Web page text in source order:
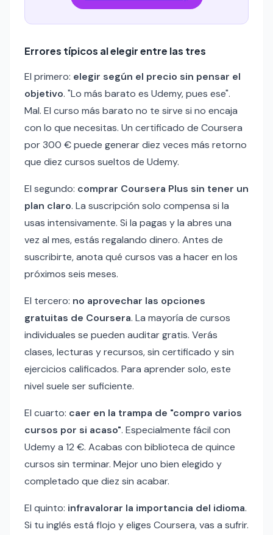
Errores típicos al elegir entre las tres
El primero: elegir según el precio sin pensar el
objetivo. "Lo más barato es Udemy, pues ese".
Mal. El curso más barato no te sirve si no encaja
con lo que necesitas. Un certificado de Coursera
por 300 € puede generar diez veces más retorno
que diez cursos sueltos de Udemy.
El segundo: comprar Coursera Plus sin tener un
plan claro. La suscripción solo compensa si la
usas intensivamente. Si la pagas y la abres una
vez al mes, estás regalando dinero. Antes de
suscribirte, anota qué cursos vas a hacer en los
próximos seis meses.
El tercero: no aprovechar las opciones
gratuitas de Coursera. La mayoría de cursos
individuales se pueden auditar gratis. Verás
clases, lecturas y recursos, sin certificado y sin
ejercicios calificados. Para aprender solo, este
nivel suele ser suficiente.
El cuarto: caer en la trampa de "compro varios
cursos por si acaso". Especialmente fácil con
Udemy a 12 €. Acabas con biblioteca de quince
cursos sin terminar. Mejor uno bien elegido y
completado que diez sin acabar.
El quinto: infravalorar la importancia del idioma.
Si tu inglés está flojo y eliges Coursera, vas a sufrir.